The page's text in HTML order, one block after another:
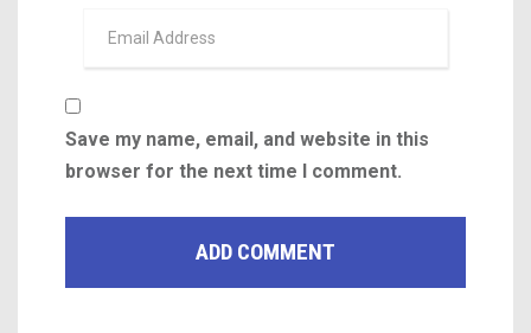
Save my name, email, and website in this
browser for the next time I comment.